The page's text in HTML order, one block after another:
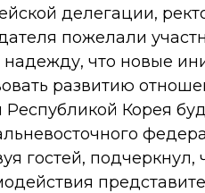
делегации,
пожелали
что новые
развитию
Республикой Корея
гостей,